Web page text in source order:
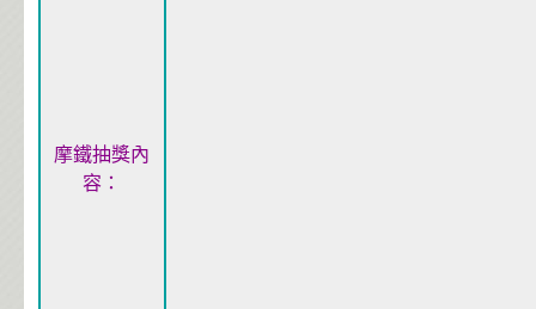
摩鐵抽獎內
容：